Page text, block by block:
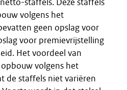
staffels. Deze staffels
volgens het
geen opslag voor
voor premievrijstelling
Het voordeel van
volgens het
de staffels niet variëren